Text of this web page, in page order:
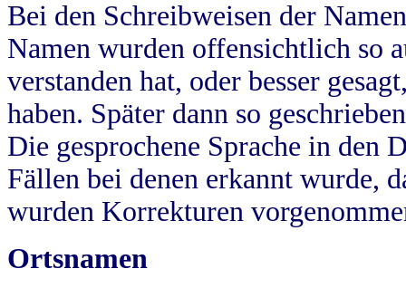
Bei den Schreibweisen der
Namen wurden offensichtlich so
verstanden hat, oder besser
haben. Später dann so
Die gesprochene Sprache in
Fällen bei denen erkannt wurde,
wurden Korrekturen
Ortsnamen